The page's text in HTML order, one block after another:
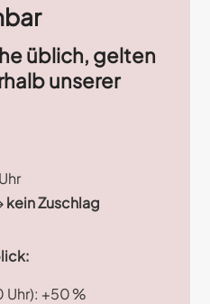
üblich, gelten
unserer
kein Zuschlag
Uhr): +50 %